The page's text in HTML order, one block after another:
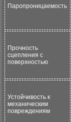
Паропроницаемость
Прочность
сцепления с
поверхностью
Устойчивость к
механическим
повреждениям